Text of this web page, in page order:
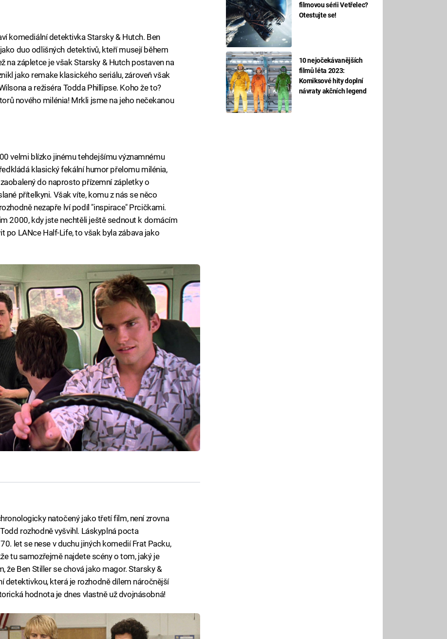
filmovou sérii Vetřelec?
Otestujte se!
10 nejočekávanějších
filmů léta 2023:
Komiksové hity doplní
návraty akčních legend
komediální detektivka Starsky & Hutch. Ben
duo odlišných detektivů, kteří musejí během
na zápletce je však Starsky & Hutch postaven na
jako remake klasického seriálu, zároveň však
a režiséra Todda Phillipse. Koho že to?
nového milénia! Mrkli jsme na jeho nečekanou
velmi blízko jinému tehdejšímu významnému
klasický fekální humor přelomu milénia,
do naprosto přízemní zápletky o
přítelkyni. Však víte, komu z nás se něco
nezapře lví podíl "inspirace" Prcičkami.
2000, kdy jste nechtěli ještě sednout k domácím
po LANce Half-Life, to však byla zábava jako
natočený jako třetí film, není zrovna
rozhodně vyšvihl. Láskyplná pocta
let se nese v duchu jiných komedií Frat Packu,
tu samozřejmě najdete scény o tom, jaký je
že Ben Stiller se chová jako magor. Starsky &
detektivkou, která je rozhodně dílem náročnější
hodnota je dnes vlastně už dvojnásobná!